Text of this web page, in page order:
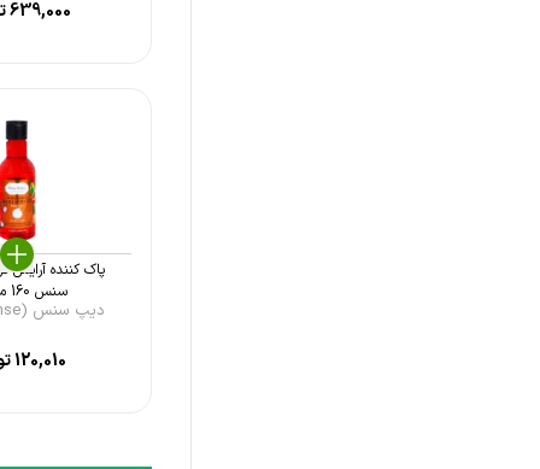
639,000
پاک کننده آرایش
سنس 160 میل ...
دیپ سنس (Deep Sense)
120,010